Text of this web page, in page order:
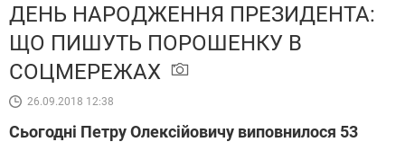
ДЕНЬ НАРОДЖЕННЯ ПРЕЗИДЕНТА:
ЩО ПИШУТЬ ПОРОШЕНКУ В
СОЦМЕРЕЖАХ
26.09.2018 12:38
Сьогодні Петру Олексійовичу виповнилося 53